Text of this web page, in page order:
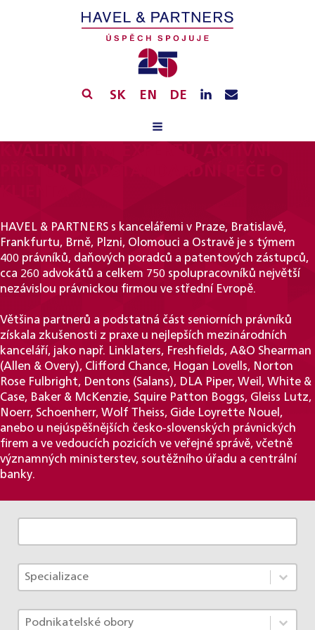
SK EN DE
HAVEL & PARTNERS s kancelářemi v Praze, Bratislavě,
Frankfurtu, Brně, Plzni, Olomouci a Ostravě je s týmem
400 právníků, daňových poradců a patentových zástupců,
cca 260 advokátů a celkem 750 spolupracovníků největší
nezávislou právnickou firmou ve střední Evropě.
Většina partnerů a podstatná část seniorních právníků
získala zkušenosti z praxe u nejlepších mezinárodních
kanceláří, jako např. Linklaters, Freshfields, A&O Shearman
(Allen & Overy), Clifford Chance, Hogan Lovells, Norton
Rose Fulbright, Dentons (Salans), DLA Piper, Weil, White &
Case, Baker & McKenzie, Squire Patton Boggs, Gleiss Lutz,
Noerr, Schoenherr, Wolf Theiss, Gide Loyrette Nouel,
anebo u nejúspěšnějších česko-slovenských právnických
firem a ve vedoucích pozicích ve veřejné správě, včetně
významných ministerstev, soutěžního úřadu a centrální
banky.
Tým - Specializace ACF
Select content
Select content
Tým - Obory
Select content
Select content